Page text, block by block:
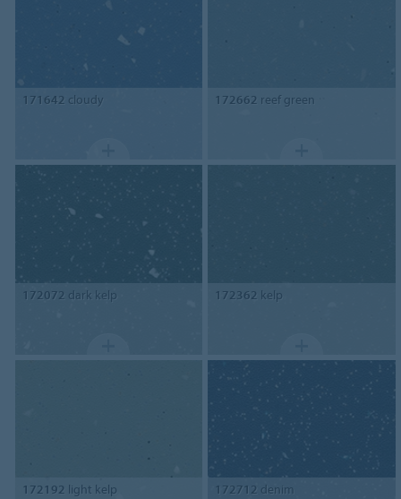
171642 cloudy 172662 reef green
172072 dark kelp 172362 kelp
172192 light kelp 172712 denim